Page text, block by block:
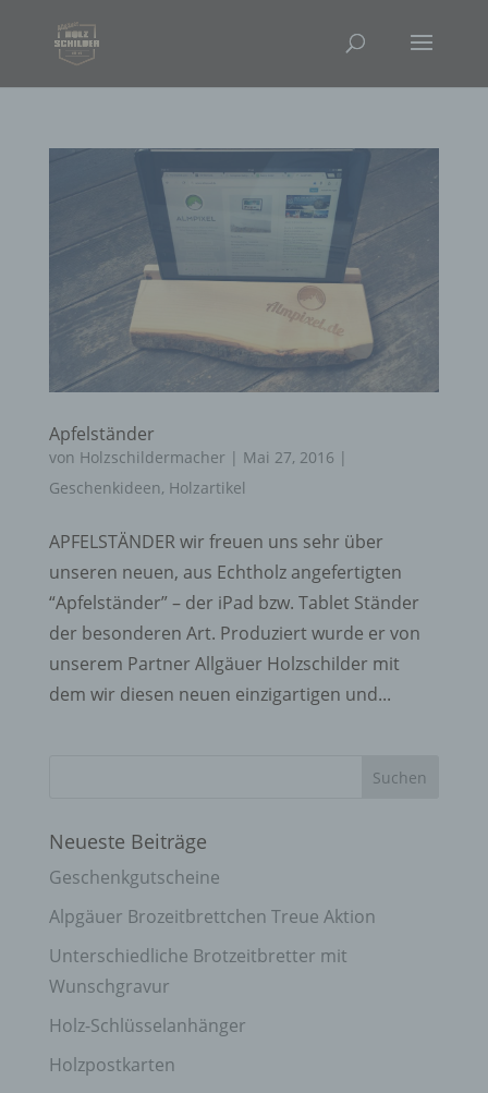
Apfelständer
von Holzschildermacher | Mai 27, 2016 |
Geschenkideen, Holzartikel
APFELSTÄNDER wir freuen uns sehr über
unseren neuen, aus Echtholz angefertigten
“Apfelständer” – der iPad bzw. Tablet Ständer
der besonderen Art. Produziert wurde er von
unserem Partner Allgäuer Holzschilder mit
dem wir diesen neuen einzigartigen und...
Neueste Beiträge
Geschenkgutscheine
Alpgäuer Brozeitbrettchen Treue Aktion
Unterschiedliche Brotzeitbretter mit
Wunschgravur
Holz-Schlüsselanhänger
Holzpostkarten